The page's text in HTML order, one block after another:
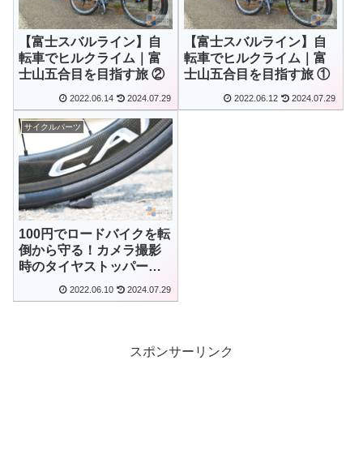
【富士スバルライン】自
転車でヒルクライム｜富
士山五合目を目指す旅 ②
2022.06.14 2024.07.29
【富士スバルライン】自
転車でヒルクライム｜富
士山五合目を目指す旅 ①
2022.06.12 2024.07.29
サイクルパーツ
100円でロードバイクを転
倒から守る！カメラ撮影
時のタイヤストッパー
【スタンドと併用】
2022.06.10 2024.07.29
スポンサーリンク